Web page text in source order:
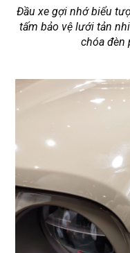
Đầu xe gợi nhớ biểu
tấm bảo vệ lưới tản
chóa đèn